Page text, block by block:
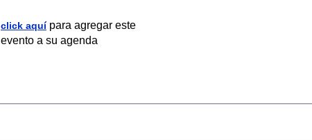
click aquípara agregar este
evento a su agenda